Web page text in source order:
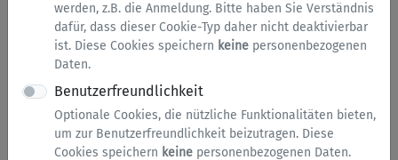
werden, z.B. die Anmeldung. Bitte haben Sie Verständnis
dafür, dass dieser Cookie-Typ daher nicht deaktivierbar
ist. Diese Cookies speichern keine personenbezogenen
Daten.
Benutzerfreundlichkeit
Optionale Cookies, die nützliche Funktionalitäten bieten,
um zur Benutzerfreundlichkeit beizutragen. Diese
Cookies speichern keine personenbezogenen Daten.
Mit einem Gartenwasserzähler kann genau
dieses Wasser gemessen und nachher von der
gesamten gelieferten Wassermenge abgezogen
werden, um den echten Abwasseranteil zu
ermitteln.
Einen neu installierten Wasserzähler für die